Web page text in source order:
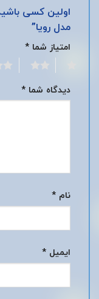
اولین کسی
مدل رویا”
امتیاز شما *
دیدگاه شما *
نام *
ایمیل *